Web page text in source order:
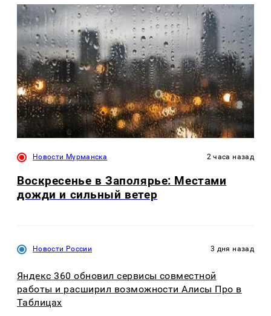
Новости Мурманска 2 часа назад
Воскресенье в Заполярье: Местами
дожди и сильный ветер
Новости России 3 дня назад
Яндекс 360 обновил сервисы совместной
работы и расширил возможности Алисы Про в
Таблицах